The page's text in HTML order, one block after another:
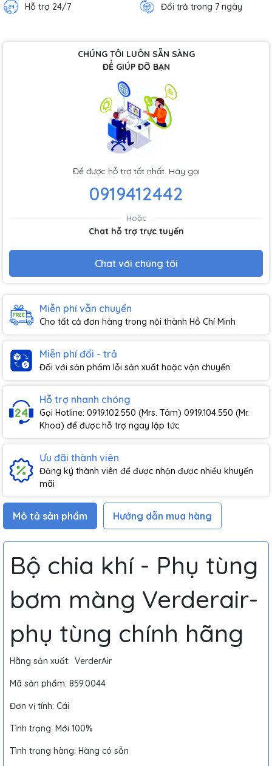
Hỗ trợ 24/7
Đổi trả trong 7 ngày
CHÚNG TÔI LUÔN SẴN SÀNG
ĐỂ GIÚP ĐỠ BẠN
Để được hỗ trợ tốt nhất. Hãy gọi
0919412442
Hoặc
Chat hỗ trợ trực tuyến
Chat với chúng tôi
Miễn phí vẫn chuyển
Cho tất cả đơn hàng trong nội thành Hồ Chí Minh
Miễn phí đổi - trả
Đối với sản phẩm lỗi sản xuất hoặc vận chuyển
Hỗ trợ nhanh chóng
Gọi Hotline: 0919.102.550 (Mrs. Tâm) 0919.104.550 (Mr.
Khoa) để được hỗ trợ ngay lập tức
Ưu đãi thành viên
Đăng ký thành viên để được nhận được nhiều khuyến
mãi
Mô tả sản phẩm Hướng dẫn mua hàng
Bộ chia khí - Phụ tùng
bơm màng Verderair-
phụ tùng chính hãng
Hãng sản xuất: VerderAir
Mã sản phẩm: 859.0044
Đơn vị tính: Cái
Tình trạng: Mới 100%
Tình trạng hàng: Hàng có sẵn